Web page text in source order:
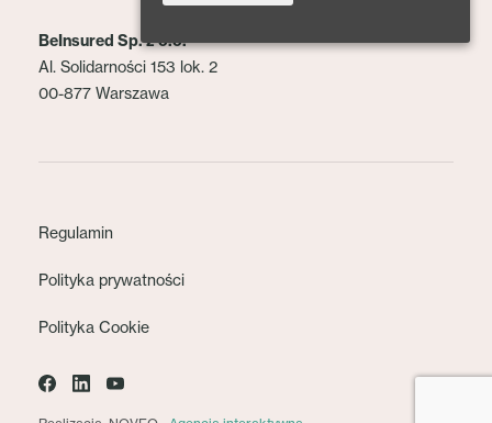
BeInsured Sp. z o.o.
Al. Solidarności 153 lok. 2
00-877 Warszawa
Regulamin
Polityka prywatności
Polityka Cookie